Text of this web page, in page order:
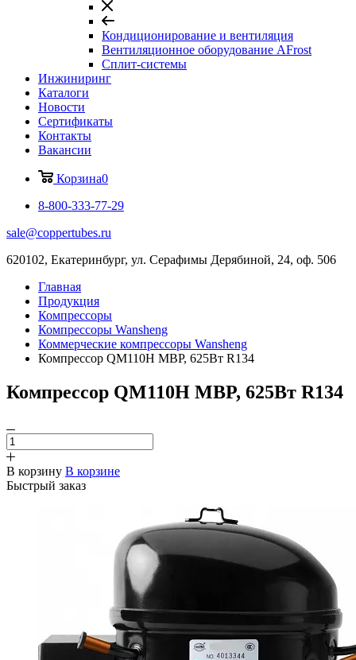
Кондиционирование и вентиляция
Вентиляционное оборудование AFrost
Сплит-системы
Инжиниринг
Каталоги
Новости
Сертификаты
Контакты
Вакансии
Корзина0
8-800-333-77-29
sale@coppertubes.ru
620102, Екатеринбург, ул. Серафимы Дерябиной, 24, оф. 506
Главная
Продукция
Компрессоры
Компрессоры Wansheng
Коммерческие компрессоры Wansheng
Компрессор QM110H MBP, 625Вт R134
Компрессор QM110H MBP, 625Вт R134
В корзину В корзине
Быстрый заказ